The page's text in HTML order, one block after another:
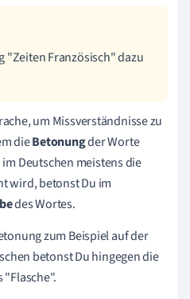
"Zeiten Französisch" dazu
um Missverständnisse zu
dieBetonungder Worte
Deutschen meistens die
wird, betonst Du im
des Wortes.
zum Beispiel auf der
betonst Du hingegen die
"Flasche".